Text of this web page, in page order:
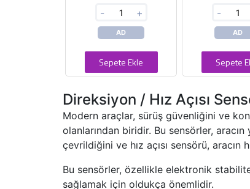
- +
AD
Sepete Ekle
-
AD
Sepete
Direksiyon / Hız Açısı
Modern araçlar, sürüş güvenliğini ve
olanlarından biridir. Bu sensörler,
çevrildiğini ve hız açısı sensörü,
Bu sensörler, özellikle elektronik
sağlamak için oldukça önemlidir.